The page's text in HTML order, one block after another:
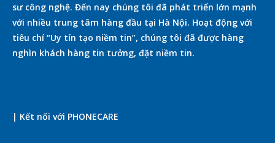
sư công nghệ. Đến nay chúng tôi đã phát triển lớn mạnh
với nhiều trung tâm hàng đầu tại Hà Nội. Hoạt động với
tiêu chí “Uy tín tạo niềm tin”, chúng tôi đã được hàng
nghìn khách hàng tin tưởng, đặt niềm tin.
| Kết nối với PHONECARE